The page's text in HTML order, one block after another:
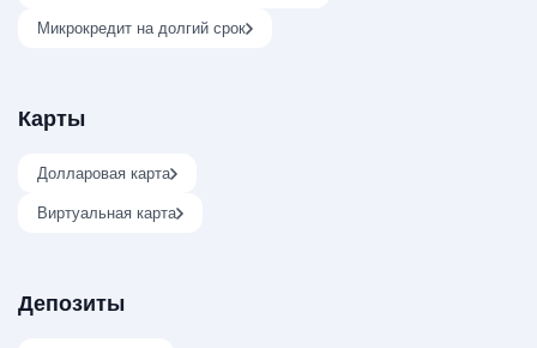
Микрокредит на долгий срок
Карты
Долларовая карта
Виртуальная карта
Депозиты